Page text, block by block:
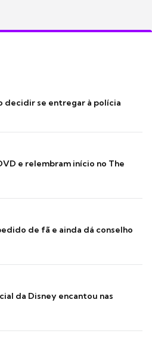
decidir se entregar à polícia
e relembram início no The
de fã e ainda dá conselho
da Disney encantou nas